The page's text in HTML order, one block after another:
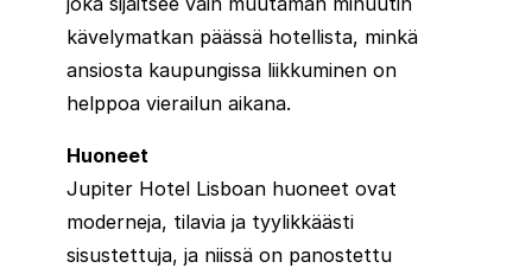
kävelymatkan päässä hotellista, minkä
ansiosta kaupungissa liikkuminen on
helppoa vierailun aikana.
Huoneet
Jupiter Hotel Lisboan huoneet ovat
moderneja, tilavia ja tyylikkäästi
sisustettuja, ja niissä on panostettu